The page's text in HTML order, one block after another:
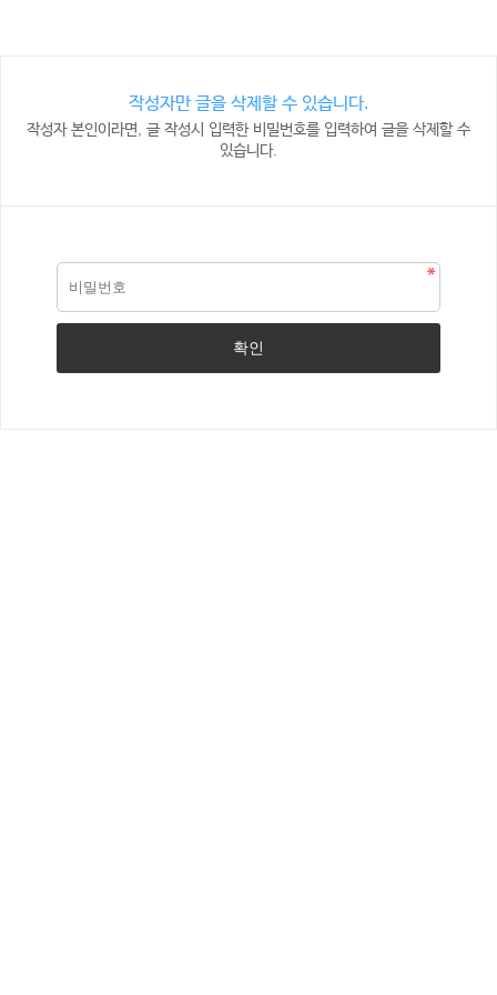
작성자만 글을 삭제할 수 있습니다.
작성자 본인이라면, 글 작성시 입력한 비밀번호를 입력하여 글을 삭제할 수
있습니다.